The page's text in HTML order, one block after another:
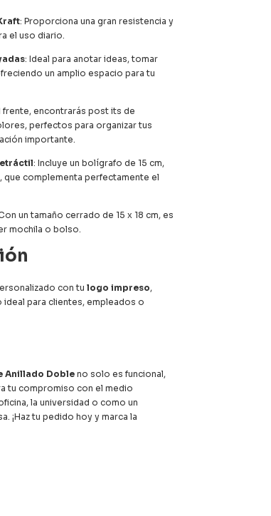
: Proporciona una gran resistencia y
el uso diario.
: Ideal para anotar ideas, tomar
un amplio espacio para tu
frente, encontrarás post its de
perfectos para organizar tus
importante.
: Incluye un bolígrafo de 15 cm,
que complementa perfectamente el
un tamaño cerrado de 15 x 18 cm, es
mochila o bolso.
con tu logo impreso,
para clientes, empleados o
Anillado Dobleno solo es funcional,
tu compromiso con el medio
la universidad o como un
¡Haz tu pedido hoy y marca la